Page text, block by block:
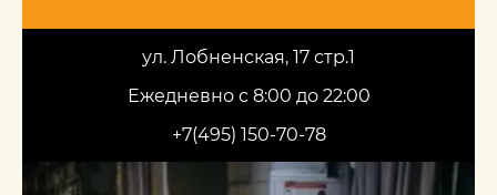
ул. Лобненская, 17 стр.1
Ежедневно с 8:00 до 22:00
+7(495) 150-70-78